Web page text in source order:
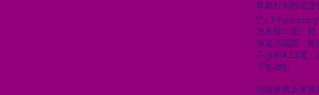
售銀行和指定證
政府推出新一批
港居民認購。銀
不少於4.25厘，
下午2時。
財經事務及庫